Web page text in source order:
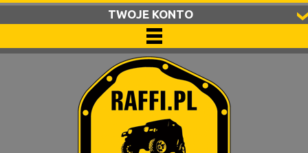
TWOJE KONTO